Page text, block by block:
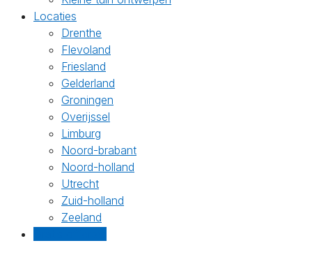
Locaties
Drenthe
Flevoland
Friesland
Gelderland
Groningen
Overijssel
Limburg
Noord-brabant
Noord-holland
Utrecht
Zuid-holland
Zeeland